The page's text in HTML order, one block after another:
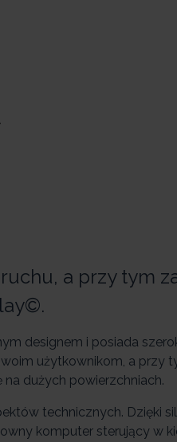
a przy tym
designem i posiada
użytkownikom, a przy
dużych powierzchniach.
technicznych. Dzięki
komputer sterujący w